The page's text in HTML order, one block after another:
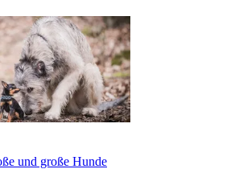
und große Hunde